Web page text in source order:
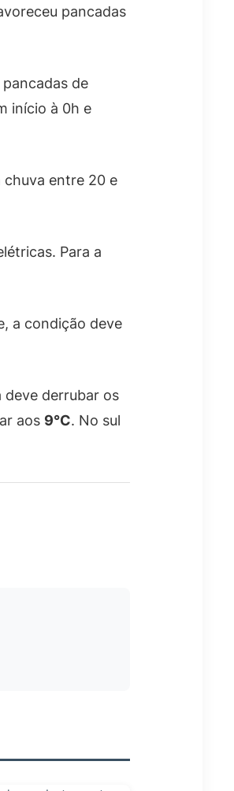
pancadas
de
início à 0h e
chuva entre 20 e
Para a
a condição deve
deve derrubar os
aos 9°C. No sul